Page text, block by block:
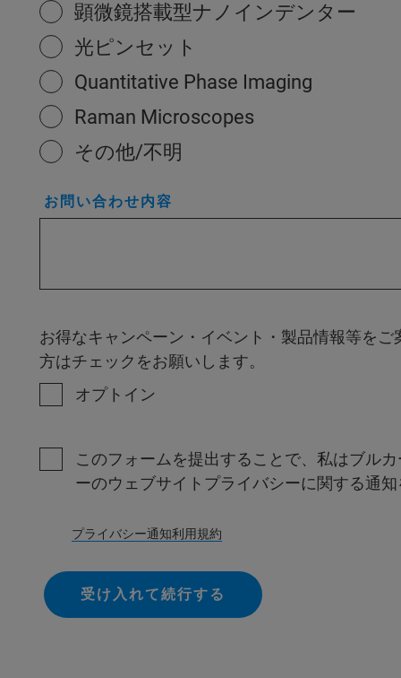
顕微鏡搭載型ナノインデンター
光ピンセット
Quantitative Phase Imaging
Raman Microscopes
その他/不明
お問い合わせ内容
お得なキャンペーン・イベント・製品情報等を
方はチェックをお願いします。
オプトイン
このフォームを提出することで、私はブル
ーのウェブサイトプライバシーに関する通
プライバシー通知利用規約
受け入れて続行する